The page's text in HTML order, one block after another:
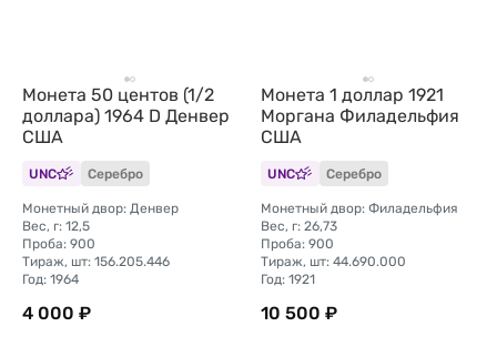
Монета 50 центов (1/2
доллара) 1964 D Денвер
США
UNC Серебро
Монетный двор: Денвер
Вес, г: 12,5
Проба: 900
Тираж, шт: 156.205.446
Год: 1964
4 000 ₽
Монета 1 доллар 1921
Моргана Филадельфия
США
UNC Серебро
Монетный двор: Филадельфия
Вес, г: 26,73
Проба: 900
Тираж, шт: 44.690.000
Год: 1921
10 500 ₽